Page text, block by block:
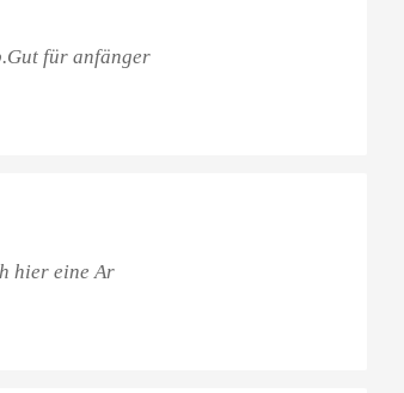
für anfänger
hier eine Ar